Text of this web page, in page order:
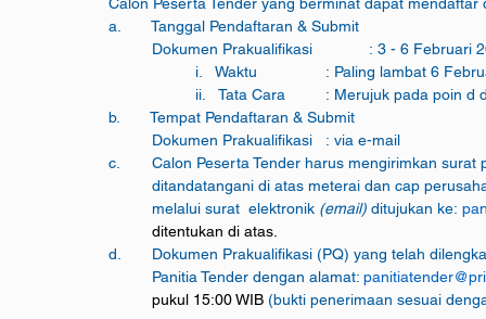
a.       Tanggal Pendaftaran & Submit
Dokumen Prakualifikasi   	: 3 - 6
i.   Waktu		: Paling
ii.   Tata Cara	: Merujuk pada
b.       Tempat Pendaftaran & Submit
	Dokumen Prakualifikasi   : via e-mail
c.	Calon Peserta Tender harus mengirimkan
	melalui surat  elektronik
(email) ditujukan ke:
	ditentukan di atas.
d.	Dokumen Prakualifikasi (PQ) yang telah
	Panitia Tender dengan alamat:
pukul 15:00 WIB (bukti penerimaan sesuai